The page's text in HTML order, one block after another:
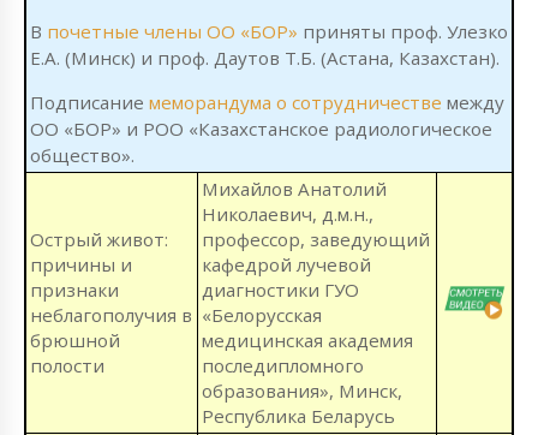
В почетные члены ОО «БОР» приняты проф. Улезко
Е.А. (Минск) и проф. Даутов Т.Б. (Астана, Казахстан).
Подписание меморандума о сотрудничестве между
ОО «БОР» и РОО «Казахстанское радиологическое
общество».
Острый живот:
причины и
признаки
неблагополучия в
брюшной
полости
Михайлов Анатолий
Николаевич, д.м.н.,
профессор, заведующий
кафедрой лучевой
диагностики ГУО
«Белорусская
медицинская академия
последипломного
образования», Минск,
Республика Беларусь